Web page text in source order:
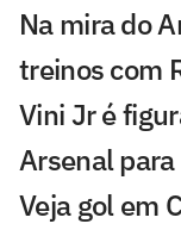
Na mira do
treinos com
Vini Jr é
Arsenal
Veja gol em